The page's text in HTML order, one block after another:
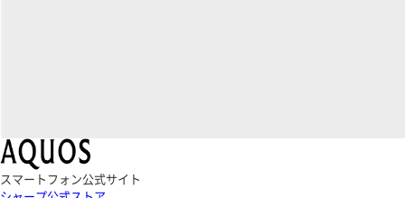
スマートフォン公式サイト